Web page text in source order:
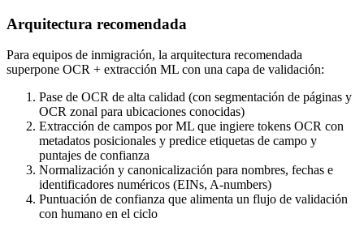
Arquitectura recomendada
Para equipos de inmigración, la arquitectura recomendada
superpone OCR + extracción ML con una capa de validación:
Pase de OCR de alta calidad (con segmentación de páginas y
OCR zonal para ubicaciones conocidas)
Extracción de campos por ML que ingiere tokens OCR con
metadatos posicionales y predice etiquetas de campo y
puntajes de confianza
Normalización y canonicalización para nombres, fechas e
identificadores numéricos (EINs, A-numbers)
Puntuación de confianza que alimenta un flujo de validación
con humano en el ciclo